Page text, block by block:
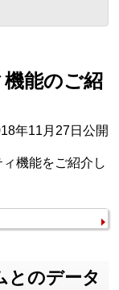
能のご紹
年11月27日公開
機能をご紹介し
とのデータ